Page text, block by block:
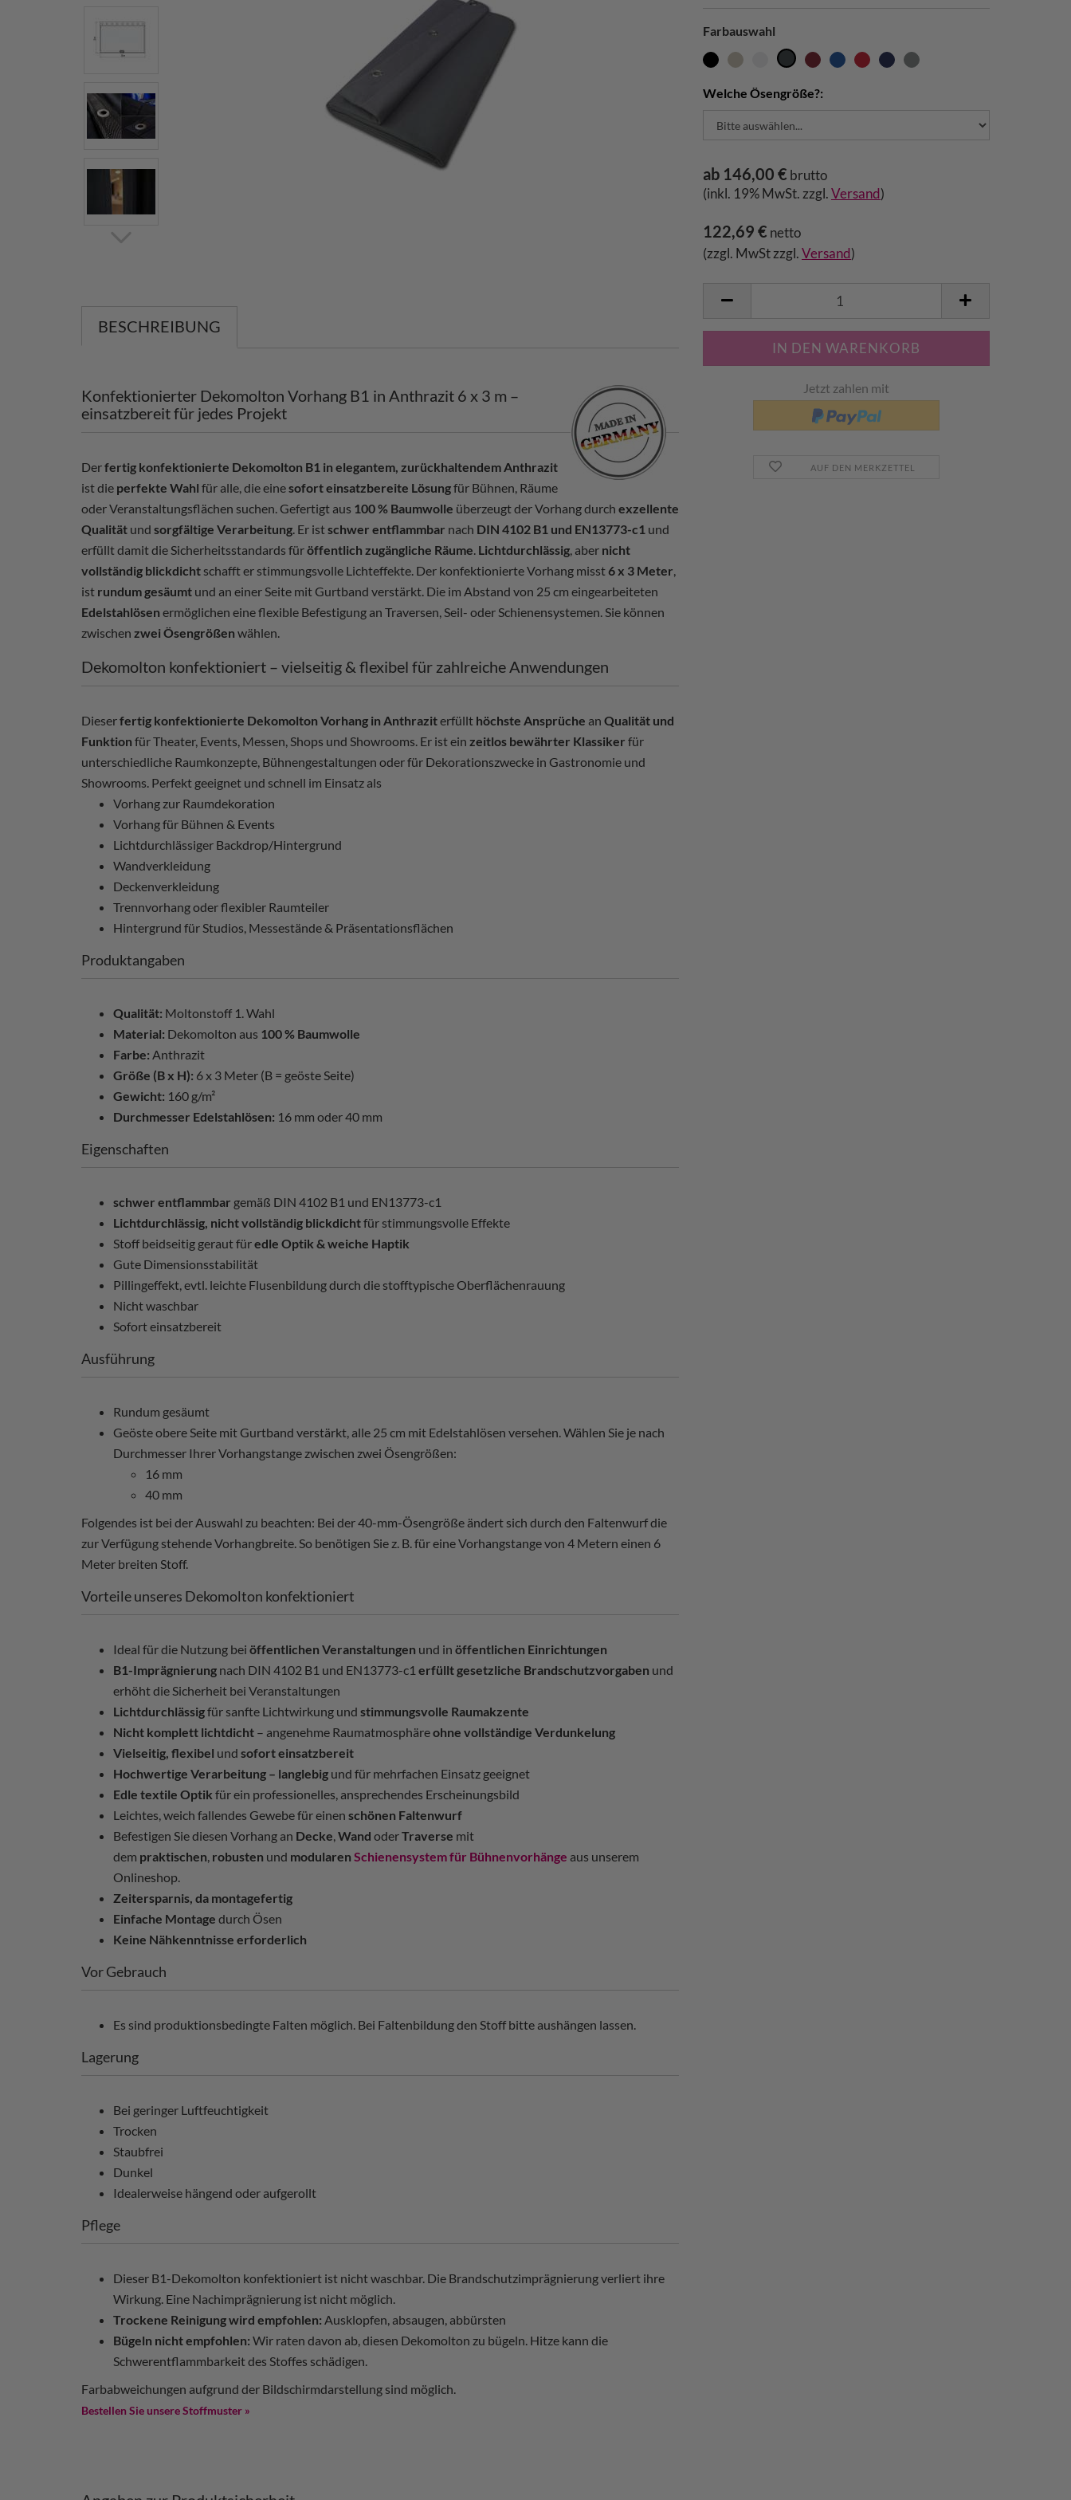
Farbauswahl
Welche Ösengröße?:
ab 146,00 € brutto
(inkl. 19% MwSt. zzgl. Versand)
122,69 € netto
(zzgl. MwSt zzgl. Versand )
Jetzt zahlen mit
AUF DEN MERKZETTEL
BESCHREIBUNG
Konfektionierter Dekomolton Vorhang B1 in Anthrazit 6 x 3 m –
einsatzbereit für jedes Projekt
Derfertig konfektionierte Dekomolton B1 in elegantem, zurückhaltendem Anthrazit
ist die perfekte Wahl für alle, die einesofort einsatzbereite Lösungfür Bühnen, Räume
oder Veranstaltungsflächen suchen. Gefertigt aus 100 % Baumwolle überzeugt der Vorhang durch exzellente
Qualität und sorgfältige Verarbeitung. Er istschwer entflammbar nach DIN 4102 B1 und EN13773-c1 und
erfüllt damit die Sicherheitsstandards füröffentlich zugängliche Räume. Lichtdurchlässig, aber nicht
vollständig blickdicht schafft er stimmungsvolle Lichteffekte. Der konfektionierte Vorhang misst6 x 3 Meter,
ist rundum gesäumt und an einer Seite mit Gurtband verstärkt. Die im Abstand von 25 cm eingearbeiteten
Edelstahlösen ermöglichen eine flexible Befestigung an Traversen, Seil- oder Schienensystemen. Sie können
zwischen zwei Ösengrößen wählen.
Dekomolton konfektioniert – vielseitig & flexibel für zahlreiche Anwendungen
Dieserfertig konfektionierte Dekomolton Vorhang in Anthraziterfüllt höchste Ansprüche an Qualität und
Funktion für Theater, Events, Messen, Shops und Showrooms. Er ist ein zeitlos bewährter Klassiker für
unterschiedliche Raumkonzepte, Bühnengestaltungen oder für Dekorationszwecke in Gastronomie und
Showrooms. Perfekt geeignet und schnell im Einsatz als
Vorhang zur Raumdekoration
Vorhang für Bühnen & Events
Lichtdurchlässiger Backdrop/Hintergrund
Wandverkleidung
Deckenverkleidung
Trennvorhang oder flexibler Raumteiler
Hintergrund für Studios, Messestände & Präsentationsflächen
Produktangaben
Qualität: Moltonstoff 1. Wahl
Material: Dekomolton aus 100 % Baumwolle
Farbe: Anthrazit
Größe (B x H): 6 x 3 Meter (B = geöste Seite)
Gewicht: 160 g/m²
Durchmesser Edelstahlösen: 16 mm oder 40 mm
Eigenschaften
schwer entflammbar gemäß DIN 4102 B1 und EN13773-c1
Lichtdurchlässig, nicht vollständig blickdichtfür stimmungsvolle Effekte
Stoff beidseitig geraut füredle Optik & weiche Haptik
Gute Dimensionsstabilität
Pillingeffekt, evtl. leichte Flusenbildung durch die stofftypische Oberflächenrauung
Nicht waschbar
Sofort einsatzbereit
Ausführung
Rundum gesäumt
Geöste obere Seite mit Gurtband verstärkt, alle 25 cm mit Edelstahlösen versehen. Wählen Sie je nach
Durchmesser Ihrer Vorhangstange zwischen zwei Ösengrößen:
16 mm
40 mm
Folgendes ist bei der Auswahl zu beachten: Bei der 40-mm-Ösengröße ändert sich durch den Faltenwurf die
zur Verfügung stehende Vorhangbreite. So benötigen Sie z. B. für eine Vorhangstange von 4 Metern einen 6
Meter breiten Stoff.
Vorteile unseres Dekomolton konfektioniert
Ideal für die Nutzung bei öffentlichen Veranstaltungen und in öffentlichen Einrichtungen
B1-Imprägnierung nach DIN 4102 B1 und EN13773-c1 erfüllt gesetzliche Brandschutzvorgaben und
erhöht die Sicherheit bei Veranstaltungen
Lichtdurchlässigfür sanfte Lichtwirkung und stimmungsvolle Raumakzente
Nicht komplett lichtdicht – angenehme Raumatmosphäreohne vollständige Verdunkelung
Vielseitig, flexibel und sofort einsatzbereit
Hochwertige Verarbeitung – langlebig und für mehrfachen Einsatz geeignet
Edle textile Optik für ein professionelles, ansprechendes Erscheinungsbild
Leichtes, weich fallendes Gewebe für einen schönen Faltenwurf
Befestigen Sie diesen Vorhang an Decke,Wand oderTraverse mit
dem praktischen, robusten und modularen Schienensystem für Bühnenvorhänge aus unserem
Onlineshop.
Zeitersparnis, da montagefertig
Einfache Montage durch Ösen
Keine Nähkenntnisse erforderlich
Vor Gebrauch
Es sind produktionsbedingte Falten möglich. Bei Faltenbildung den Stoff bitte aushängen lassen.
Lagerung
Bei geringer Luftfeuchtigkeit
Trocken
Staubfrei
Dunkel
Idealerweise hängend oder aufgerollt
Pflege
Dieser B1-Dekomolton konfektioniert ist nicht waschbar. Die Brandschutzimprägnierung verliert ihre
Wirkung. Eine Nachimprägnierung ist nicht möglich.
Trockene Reinigung wird empfohlen: Ausklopfen, absaugen, abbürsten
Bügeln nicht empfohlen: Wir raten davon ab, diesen Dekomolton zu bügeln. Hitze kann die
Schwerentflammbarkeit des Stoffes schädigen.
Farbabweichungen aufgrund der Bildschirmdarstellung sind möglich.
Bestellen Sie unsere Stoffmuster »